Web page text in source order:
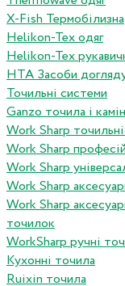
X-Fish Термобілизна
Helikon-Tex одяг
Helikon-Tex
HTA Засоби
Точильні системи
Ganzo точила і
Work Sharp
Work Sharp
Work Sharp
Work Sharp
Work Sharp
точилок
WorkSharp ручні
Кухонні точила
Ruixin точила